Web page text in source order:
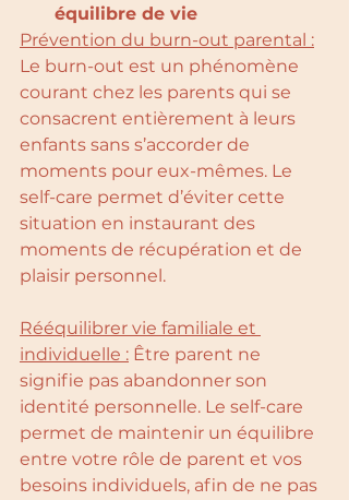
équilibre de vie
Prévention du burn-out parental :
Le burn-out est un phénomène
courant chez les parents qui se
consacrent entièrement à leurs
enfants sans s’accorder de
moments pour eux-mêmes. Le
self-care permet d’éviter cette
situation en instaurant des
moments de récupération et de
plaisir personnel.
Rééquilibrer vie familiale et
individuelle : Être parent ne
signifie pas abandonner son
identité personnelle. Le self-care
permet de maintenir un équilibre
entre votre rôle de parent et vos
besoins individuels, afin de ne pas